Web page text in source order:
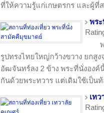
ที่ให้ความรู้แก่เกษตรกร และผู้ที่
พร
รูปทรงไทยใหญ่กว้างขวาง ยกสู
อัฒจันทร์ลง 2 ข้าง พระที่นั่งองค์
กันด้วยพระทวาร แต่เดิมใช้เป็น
เท